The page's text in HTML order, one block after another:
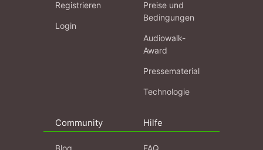
Registrieren
Login
Preise und
Bedingungen
Audiowalk-
Award
Pressematerial
Technologie
Community
Blog
Hilfe
FAQ